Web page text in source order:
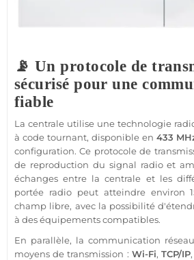
📡 Un protocole de
sécurisé pour une
fiable
La centrale utilise une technologie
à code tournant, disponible en 433
configuration. Ce protocole de
de reproduction du signal radio et
échanges entre la centrale et les
portée radio peut atteindre environ
champ libre, avec la possibilité
à des équipements compatibles.
En parallèle, la communication
moyens de transmission : Wi-Fi,TCP/IP